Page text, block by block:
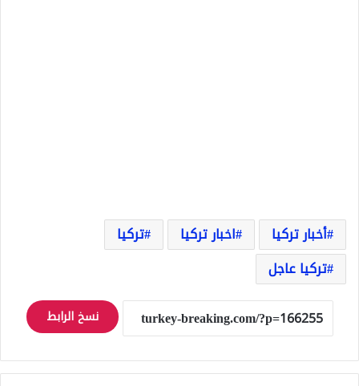
أخبار تركيا اخبار تركيا
تركيا
تركيا عاجل
نسخ الرابط